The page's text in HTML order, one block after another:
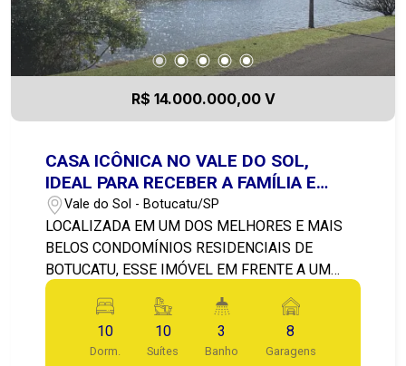
R$ 14.000.000,00 V
CASA ICÔNICA NO VALE DO SOL,
IDEAL PARA RECEBER A FAMÍLIA E
AMIGOS PARA MOMENTOS DE
DESCONTRAÇÃO E DIVERSÃO
Vale do Sol - Botucatu/SP
LOCALIZADA EM UM DOS MELHORES E MAIS
BELOS CONDOMÍNIOS RESIDENCIAIS DE
BOTUCATU, ESSE IMÓVEL EM FRENTE A UM
LINDO LAGO LEVARÁ VOCÊ, SUA FAMÍLIA E
AMIGOS A EXPERIÊNCIAS INCRÍVEIS JUNTO À
NATUREZA. A CASA PRINCIPAL CONTEM SALA
DE ESTAR, SALA DE JANTAR, SALA DE TV COM
10
Dorm.
10
Suítes
3
Banho
8
Garagens